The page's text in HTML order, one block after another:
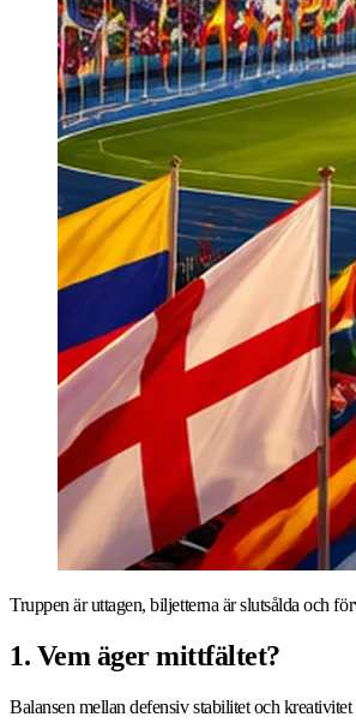
Truppen är uttagen, biljetterna är slutsålda och
1. Vem äger mittfältet?
Balansen mellan defensiv stabilitet och